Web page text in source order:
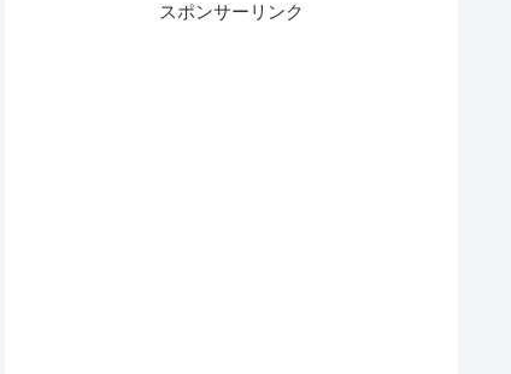
スポンサーリンク